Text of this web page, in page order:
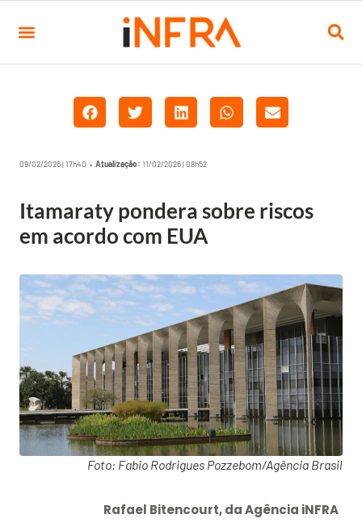
09/02/2026 | 17h40 • Atualização: 11/02/2026 | 08h52
Itamaraty pondera sobre riscos
em acordo com EUA
Foto: Fabio Rodrigues Pozzebom/Agência Brasil
Rafael Bitencourt, da Agência iNFRA